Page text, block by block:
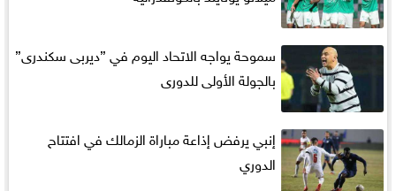
سموحة يواجه الاتحاد اليوم في ”ديربى سكندرى”
بالجولة الأولى للدورى
إنبي يرفض إذاعة مباراة الزمالك في افتتاح
الدوري